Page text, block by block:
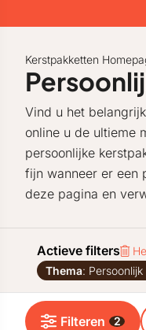
Kerstpakketten
Vind u het
online u de ultieme
persoonlijke
fijn wanneer er een
deze pagina en
Actieve filters
Thema: Persoonlijk
Filteren 2